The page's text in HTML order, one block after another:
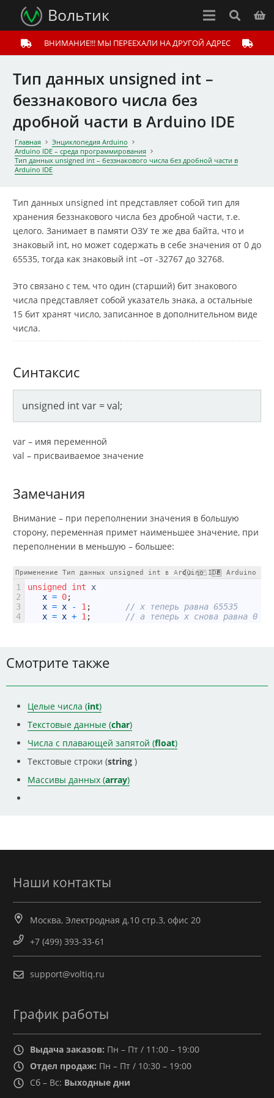
Вольтик
ВНИМАНИЕ!!! МЫ ПЕРЕЕХАЛИ НА ДРУГОЙ АДРЕС
Тип данных unsigned int –
беззнакового числа без
дробной части в Arduino IDE
Главная
Энциклопедия Arduino
Arduino IDE – среда программирования
Тип данных unsigned int – беззнакового числа без дробной части в
Arduino IDE
Тип данных unsigned int представляет собой тип для
хранения беззнакового числа без дробной части, т.е.
целого. Занимает в памяти ОЗУ те же два байта, что и
знаковый int, но может содержать в себе значения от 0 до
65535, тогда как знаковый int –от -32767 до 32768.
Это связано с тем, что один (старший) бит знакового
числа представляет собой указатель знака, а остальные
15 бит хранят число, записанное в дополнительном виде
числа.
Синтаксис
unsigned int var = val;
var – имя переменной
val – присваиваемое значение
Замечания
Внимание – при переполнении значения в большую
сторону, переменная примет наименьшее значение, при
переполнении в меньшую – большее:
Применение Тип данных unsigned int в Arduino IDE Arduino
1
2
3
4
unsigned int
x
x = 0;
x = x - 1 ;
// x теперь равна 65535
x = x + 1 ; // а теперь x снова равна 0
Смотрите также
Целые числа (int)
Текстовые данные (char)
Числа с плавающей запятой (float)
Текстовые строки (string )
Массивы данных (array)
Наши контакты
Москва, Электродная д.10 стр.3, офис 20
+7 (499) 393-33-61
support@voltiq.ru
График работы
Выдача заказов: Пн – Пт / 11:00 – 19:00
Отдел продаж: Пн – Пт / 10:30 – 19:00
Сб – Вс: Выходные дни